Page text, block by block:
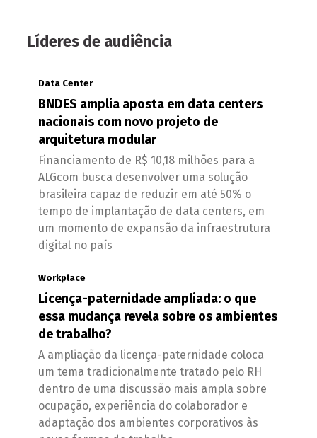
Líderes de audiência
Data Center
BNDES amplia aposta em data centers
nacionais com novo projeto de
arquitetura modular
Financiamento de R$ 10,18 milhões para a
ALGcom busca desenvolver uma solução
brasileira capaz de reduzir em até 50% o
tempo de implantação de data centers, em
um momento de expansão da infraestrutura
digital no país
Workplace
Licença-paternidade ampliada: o que
essa mudança revela sobre os ambientes
de trabalho?
A ampliação da licença-paternidade coloca
um tema tradicionalmente tratado pelo RH
dentro de uma discussão mais ampla sobre
ocupação, experiência do colaborador e
adaptação dos ambientes corporativos às